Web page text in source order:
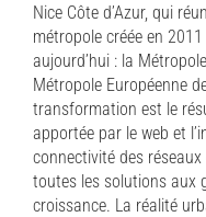
Nice Côte d’Azur, qui
métropole créée en
aujourd’hui : la
Métropole Européenne
transformation est le
apportée par le web et
connectivité des
toutes les solutions aux
croissance. La réalité